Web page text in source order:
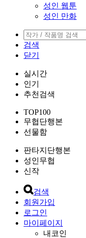
성인 웹툰
성인 만화
검색
닫기
실시간
인기
추천검색
TOP100
무협단행본
선물함
판타지단행본
성인무협
신작
검색
회원가입
로그인
마이페이지
내코인